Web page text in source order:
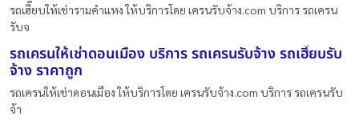
รถเฮี๊ยบให้เช่ารามคำแหง ให้บริการโดย เครนรับจ้าง.com บริการ รถเครน
รับจ
รถเครนให้เช่าดอนเมือง บริการ รถเครนรับจ้าง รถเฮี๊ยบรับ
จ้าง ราคาถูก
รถเครนให้เช่าดอนเมือง ให้บริการโดย เครนรับจ้าง.com บริการ รถเครนรับ
จ้า